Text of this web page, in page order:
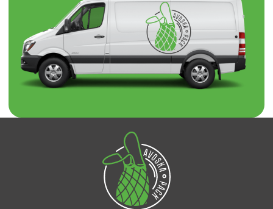
Avoskapack.ru
О компании
Отзывы
Брендированная упаковка
Контакты
Доставка и оплата